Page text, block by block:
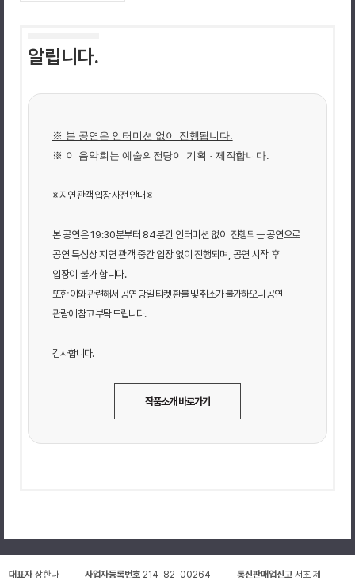
알립니다.
※ 본 공연은 인터미션 없이 진행됩니다.
※ 이 음악회는 예술의전당이 기획 · 제작합니다.
※ 지연 관객 입장 사전 안내 ※
본 공연은 19:30분부터 84분간 인터미션 없이 진행되는 공연으로
공연 특성상 지연 관객 중간 입장 없이 진행되며, 공연 시작 후
입장이 불가 합니다.
또한 이와 관련해서 공연 당일 티켓 환불 및 취소가 불가하오니 공연
관람에 참고 부탁 드립니다.
감사합니다.
작품소개 바로가기
대표자장한나 사업자등록번호 214-82-00264 통신판매업신고서초 제